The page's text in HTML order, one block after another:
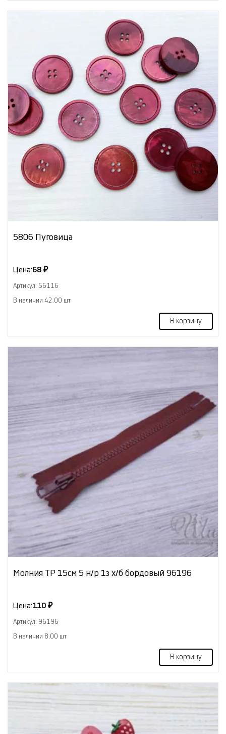
5806 Пуговица
Цена:68 ₽
Артикул: 56116
В наличии 42.00 шт
В корзину
Молния ТР 15см 5 н/р 1з х/б бордовый 96196
Цена:110 ₽
Артикул: 96196
В наличии 8.00 шт
В корзину